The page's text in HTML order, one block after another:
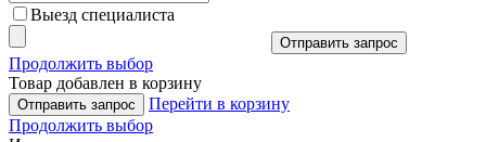
Выезд специалиста
Отправить запрос
Продолжить выбор
Товар добавлен в корзину
Отправить запрос
Перейти в корзину
Продолжить выбор